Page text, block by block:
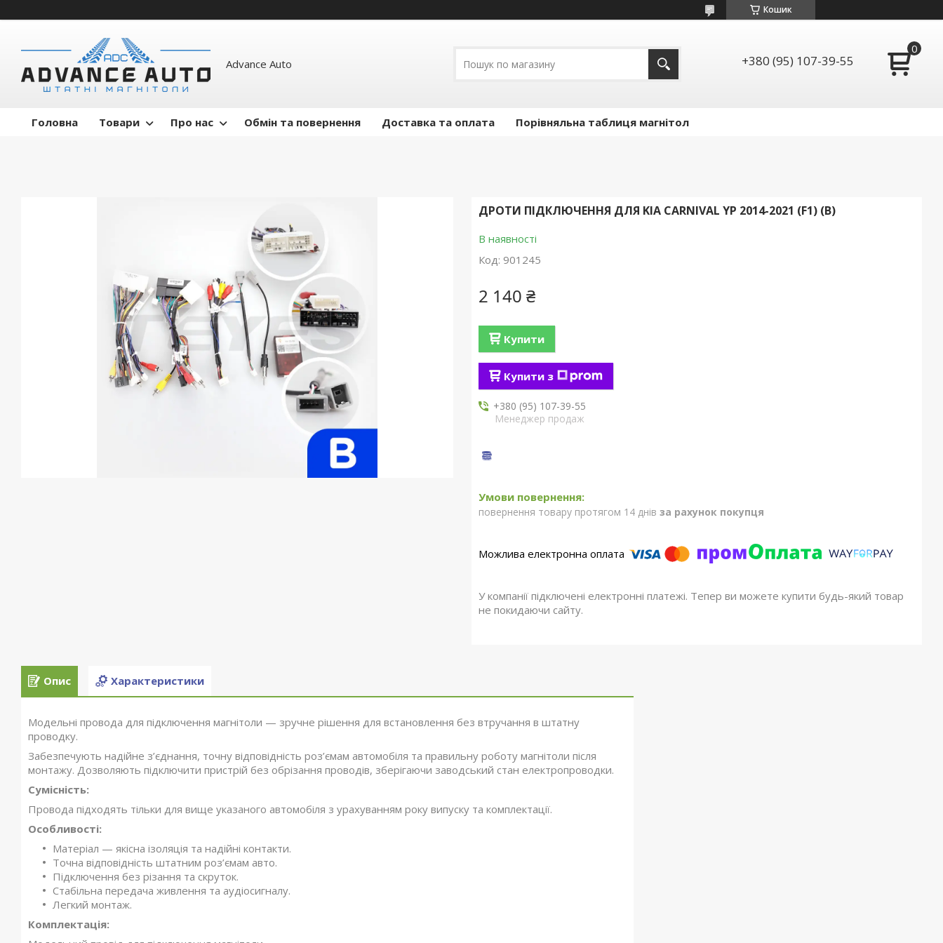
Кошик
Advance Auto +380 (95) 107-39-55
Головна Товари Про нас Обмін та повернення Доставка та оплата Порівняльна таблиця магнітол
ДРОТИ ПІДКЛЮЧЕННЯ ДЛЯ KIA CARNIVAL YP 2014-2021 (F1) (B)
В наявності
Код: 901245
2 140 ₴
Купити
Купити з
+380 (95) 107-39-55
Менеджер продаж
повернення товару протягом 14 днів за рахунок покупця
У компанії підключені електронні платежі. Тепер ви можете купити будь-який товар
не покидаючи сайту.
Опис Характеристики
Модельні провода для підключення магнітоли — зручне рішення для встановлення без втручання в штатну
проводку.
Забезпечують надійне з’єднання, точну відповідність роз’ємам автомобіля та правильну роботу магнітоли після
монтажу. Дозволяють підключити пристрій без обрізання проводів, зберігаючи заводський стан електропроводки.
Сумісність:
Провода підходять тільки для вище указаного автомобіля з урахуванням року випуску та комплектації.
Особливості:
Матеріал — якісна ізоляція та надійні контакти.
Точна відповідність штатним роз’ємам авто.
Підключення без різання та скруток.
Стабільна передача живлення та аудіосигналу.
Легкий монтаж.
Комплектація: